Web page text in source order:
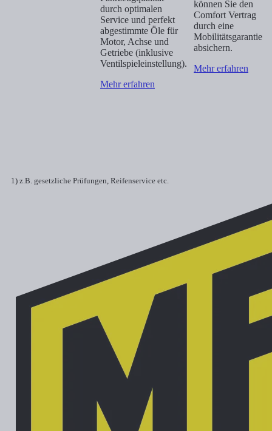
durch optimalen
Service und perfekt
abgestimmte Öle für
Motor, Achse und
Getriebe (inklusive
Ventilspieleinstellung).
Mehr erfahren
können Sie den
Comfort Vertrag
durch eine
Mobilitätsgarantie
absichern.
Mehr erfahren
1) z.B. gesetzliche Prüfungen, Reifenservice etc.